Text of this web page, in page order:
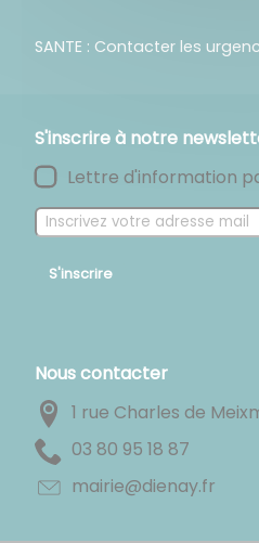
SANTE : Contacter les
S'inscrire à notre
Lettre d'information
S'inscrire
Nous contacter
1 rue Charles de
78 81 59 08 30
rf.yaneid@eiriam